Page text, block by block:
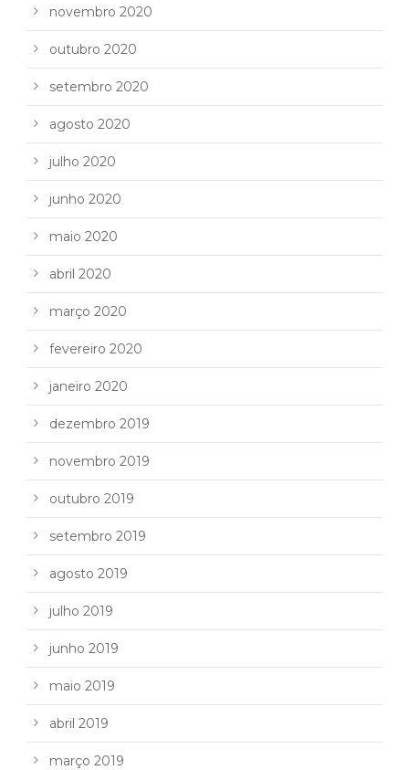
novembro 2020
outubro 2020
setembro 2020
agosto 2020
julho 2020
junho 2020
maio 2020
abril 2020
março 2020
fevereiro 2020
janeiro 2020
dezembro 2019
novembro 2019
outubro 2019
setembro 2019
agosto 2019
julho 2019
junho 2019
maio 2019
abril 2019
março 2019